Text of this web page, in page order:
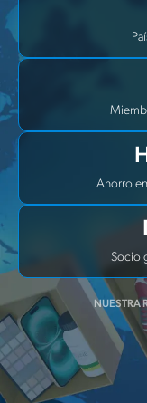
Ahorro
Socio
NUESTRA